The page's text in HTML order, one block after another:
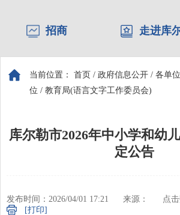
招商 走进库
当前位置： 首页 / 政府信息公开 / 各单
位 / 教育局(语言文字工作委员会)
库尔勒市2026年中小学和幼
定公告
发布时间：2026/04/01 17:21 来源： 点击
[打印]